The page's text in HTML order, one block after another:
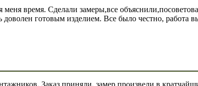
время. Сделали замеры,все
готовым изделием. Все было честно, работа